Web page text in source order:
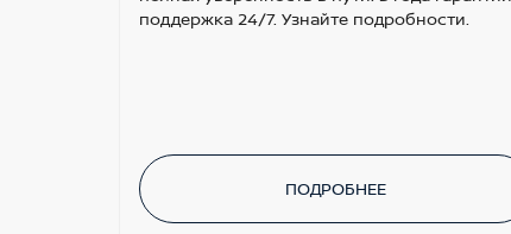
поддержка 24/7. Узнайте подробности.
ПОДРОБНЕЕ